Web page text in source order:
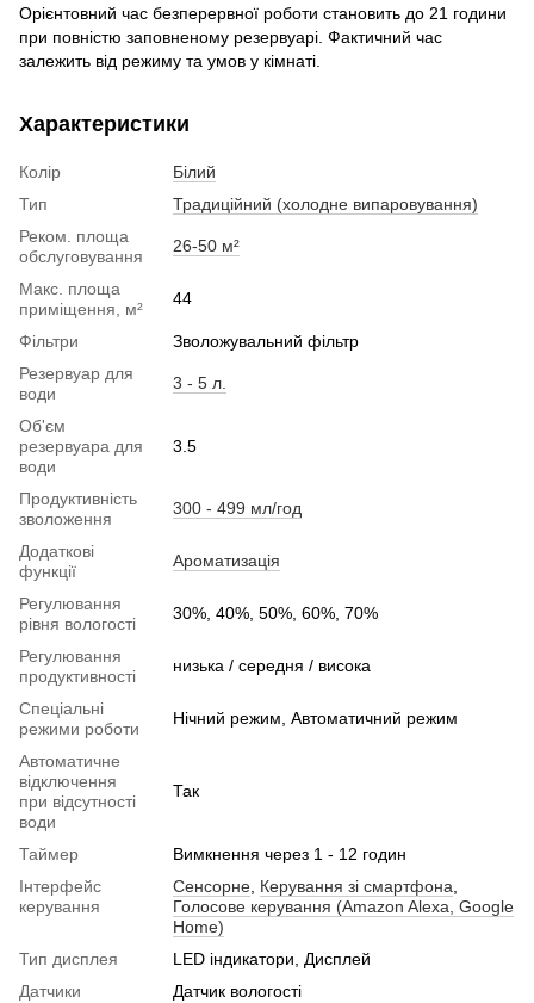
Орієнтовний час безперервної роботи становить до 21 години
при повністю заповненому резервуарі. Фактичний час
залежить від режиму та умов у кімнаті.
Характеристики
Колір
Білий
Тип
Традиційний (холодне випаровування)
Реком. площа
обслуговування
26-50 м²
Макс. площа
приміщення, м²
44
Фільтри
Зволожувальний фільтр
Резервуар для
води
3 - 5 л.
Об'єм
резервуара для
води
3.5
Продуктивність
зволоження
300 - 499 мл/год
Додаткові
функції
Ароматизація
Регулювання
рівня вологості
30%, 40%, 50%, 60%, 70%
Регулювання
продуктивності
низька / середня / висока
Спеціальні
режими роботи
Нічний режим, Автоматичний режим
Автоматичне
відключення
при відсутності
води
Так
Таймер
Вимкнення через 1 - 12 годин
Інтерфейс
керування
Сенсорне, Керування зі смартфона,
Голосове керування (Amazon Alexa, Google
Home)
Тип дисплея
LED індикатори, Дисплей
Датчики
Датчик вологості